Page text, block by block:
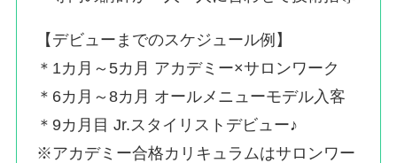
【デビューまでのスケジュール例】
＊1カ月～5カ月 アカデミー×サロンワーク
＊6カ月～8カ月 オールメニューモデル入客
＊9カ月目 Jr.スタイリストデビュー♪
※アカデミー合格カリキュラムはサロンワー